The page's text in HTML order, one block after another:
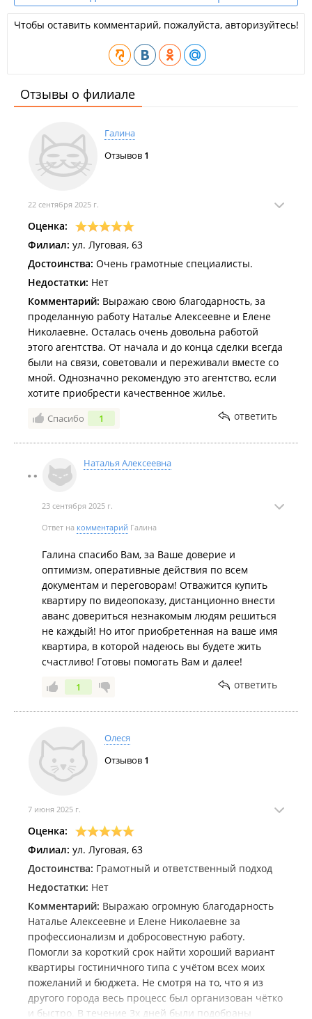
Чтобы оставить комментарий, пожалуйста, авторизуйтесь!
Отзывы о филиале
Галина
Отзывов 1
22 сентября 2025 г.
Оценка:
Филиал: ул. Луговая, 63
Достоинства: Очень грамотные специалисты.
Недостатки: Нет
Комментарий: Выражаю свою благодарность, за
проделанную работу Наталье Алексеевне и Елене
Николаевне. Осталась очень довольна работой
этого агентства. От начала и до конца сделки всегда
были на связи, советовали и переживали вместе со
мной. Однозначно рекомендую это агентство, если
хотите приобрести качественное жилье.
Спасибо 1 ответить
Наталья Алексеевна
23 сентября 2025 г.
Ответ на комментарий Галина
Галина спасибо Вам, за Ваше доверие и
оптимизм, оперативные действия по всем
документам и переговорам! Отважится купить
квартиру по видеопоказу, дистанционно внести
аванс довериться незнакомым людям решиться
не каждый! Но итог приобретенная на ваше имя
квартира, в которой надеюсь вы будете жить
счастливо! Готовы помогать Вам и далее!
1 ответить
Олеся
Отзывов 1
7 июня 2025 г.
Оценка:
Филиал: ул. Луговая, 63
Достоинства: Грамотный и ответственный подход
Недостатки: Нет
Комментарий: Выражаю огромную благодарность
Наталье Алексеевне и Елене Николаевне за
профессионализм и добросовестную работу.
Помогли за короткий срок найти хороший вариант
квартиры гостиничного типа с учётом всех моих
пожеланий и бюджета. Не смотря на то, что я из
другого города весь процесс был организован чётко
и быстро. В течение 3х дней были подобраны